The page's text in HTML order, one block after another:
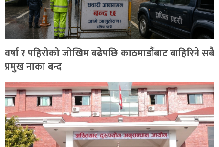
वर्षा र पहिरोको जोखिम बढेपछि काठमाडौंबाट बाहिरिने सबै
प्रमुख नाका बन्द